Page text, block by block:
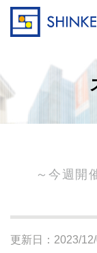
～今週
更新日：2023/